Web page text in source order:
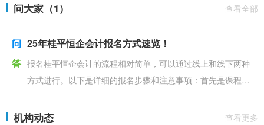
问大家（1） 查看全部
问 25年桂平恒企会计报名方式速览！
答 报名桂平恒企会计的流程相对简单，可以通过线上和线下两种
方式进行。以下是详细的报名步骤和注意事项：首先是课程选
机构动态 查看更多